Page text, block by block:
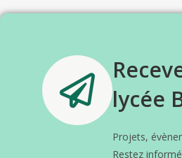
lycée
Projets,
Restez